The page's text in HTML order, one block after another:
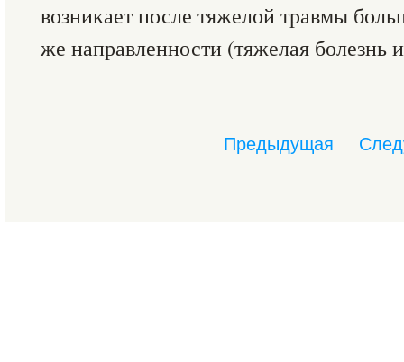
возникает после тяжелой травмы
же направленности (тяжелая болезнь
Предыдущая